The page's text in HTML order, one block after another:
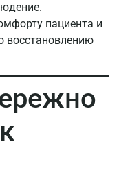
пациента и
восстановлению